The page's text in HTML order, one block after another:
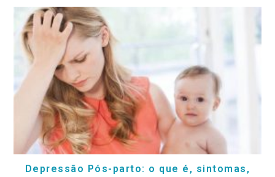
Depressão Pós-parto: o que é, sintomas,